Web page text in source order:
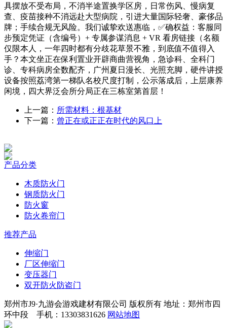
具摆放不受布局，不消半途置换学区房，日常伤风、慢病复
查、疫苗接种不消远赴大型病院，引进大量国际轻奢、豪侈品
牌；手续合规无风险。我们诚挚欢送惠临，✅确权益：客服同
步预定凭证（含编号）+ 专属参谋消息 + VR 看房链接（名额
仅限本人，一年四时都有分歧花草景不雅，到底值不值得入
手？本文坐正在保利置业开辟商曲营视角，急诊科、全科门
诊、专科病房全数配齐，广州夏日漫长、光照充脚，硬件讲授
设备按照荔湾第一梯队名校尺度打制，公示落成后，上层康养
闲境，四大界泛会所分局正在三栋室第首层！
上一篇： 所需材料：根基材
下一篇： 曾正在或正正在时代的风口上
产品分类
木质防火门
钢质防火门
防火窗
防火卷帘门
推荐产品
伸缩门
厂区伸缩门
变压器门
双开防火防盗门
郑州市J9·九游会游戏建材有限公司 版权所有 地址：郑州市四
环中段 手机：13303831626 网站地图